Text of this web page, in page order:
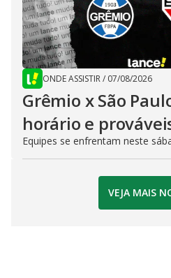
ONDE ASSISTIR/ 07/08/2026
Grêmio x São
horário e
Equipes se enfrentam neste
VEJA MAIS